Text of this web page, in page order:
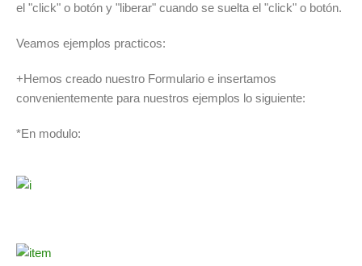
el "click" o botón y "liberar" cuando se suelta el "click" o botón.
Veamos ejemplos practicos:
+Hemos creado nuestro Formulario e insertamos
convenientemente para nuestros ejemplos lo siguiente:
*En modulo: